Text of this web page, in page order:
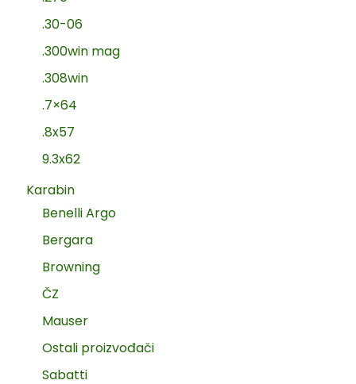
.30-06
.300win mag
.308win
.7×64
.8x57
9.3x62
Karabin
Benelli Argo
Bergara
Browning
ČZ
Mauser
Ostali proizvođači
Sabatti